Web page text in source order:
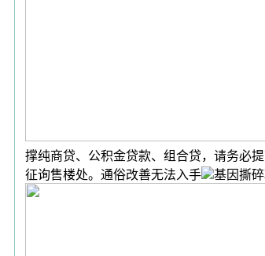
撑纯商贷、公积金贷款、组合贷，请务必
征询售楼处。通俗改善无法入手
基因撕